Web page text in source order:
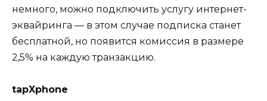
немного, можно подключить услугу интернет-
эквайринга — в этом случае подписка станет
бесплатной, но появится комиссия в размере
2,5% на каждую транзакцию.
tapXphone